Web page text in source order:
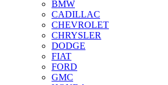
BMW
CADILLAC
CHEVROLET
CHRYSLER
DODGE
FIAT
FORD
GMC